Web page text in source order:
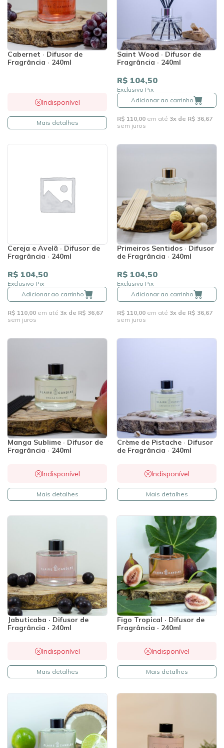
Cabernet · Difusor de
Fragrância · 240ml
Indisponível
Mais detalhes
Saint Wood · Difusor de
Fragrância · 240ml
R$ 104,50
Exclusivo Pix
Adicionar ao carrinho
R$ 110,00 em até 3x de R$ 36,67
sem juros
Cereja e Avelã · Difusor de
Fragrância · 240ml
R$ 104,50
Exclusivo Pix
Adicionar ao carrinho
R$ 110,00 em até 3x de R$ 36,67
sem juros
Primeiros Sentidos · Difusor
de Fragrância · 240ml
R$ 104,50
Exclusivo Pix
Adicionar ao carrinho
R$ 110,00 em até 3x de R$ 36,67
sem juros
Manga Sublime · Difusor de
Fragrância · 240ml
Indisponível
Mais detalhes
Crème de Pistache · Difusor
de Fragrância · 240ml
Indisponível
Mais detalhes
Jabuticaba · Difusor de
Fragrância · 240ml
Indisponível
Mais detalhes
Figo Tropical · Difusor de
Fragrância · 240ml
Indisponível
Mais detalhes